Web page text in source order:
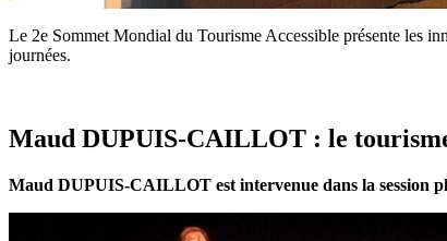
Le 2e Sommet Mondial du Tourisme Accessible présente les
journées.
Maud DUPUIS-CAILLOT : le
Maud DUPUIS-CAILLOT est intervenue dans la session